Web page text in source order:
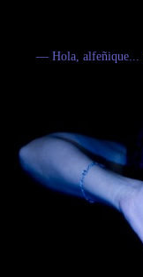
— Hola, alfeñique...